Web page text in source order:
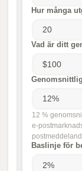
Hur många
Vad är ditt
12 %
e-
Baslinje för